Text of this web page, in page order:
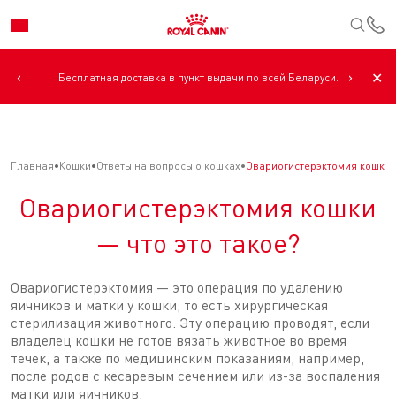
‹ Бесплатная доставка в пункт выдачи по всей Беларуси. › ✕
Главная Кошки Ответы на вопросы о кошках Овариогистерэктомия кошки
Овариогистерэктомия кошки
— что это такое?
Овариогистерэктомия — это операция по удалению
яичников и матки у кошки, то есть хирургическая
стерилизация животного. Эту операцию проводят, если
владелец кошки не готов вязать животное во время
течек, а также по медицинским показаниям, например,
после родов с кесаревым сечением или из-за воспаления
матки или яичников.